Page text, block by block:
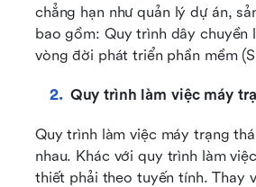
chẳng hạn như quản lý dự án,
bao gồm: Quy trình dây
vòng đời phát triển phần mềm
Quy trình làm việc máy
Quy trình làm việc máy trạng
nhau. Khác với quy trình làm
thiết phải theo tuyến tính. Thay